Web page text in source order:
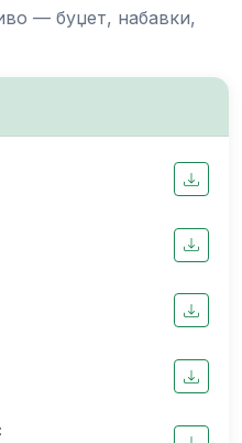
— буџет, набавки,